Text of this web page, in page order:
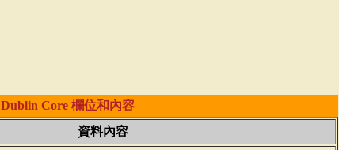
Dublin Core欄位和內容
資料內容